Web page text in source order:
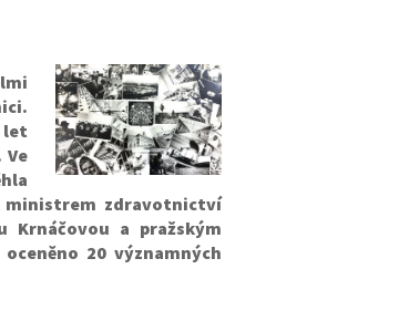
let
ministrem zdravotnictví
Krnáčovou a pražským
20 významných